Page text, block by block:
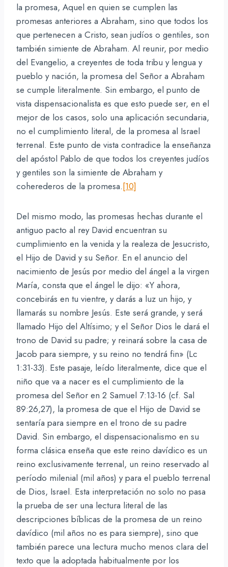
la promesa, Aquel en quien se cumplen las
promesas anteriores a Abraham, sino que todos los
que pertenecen a Cristo, sean judíos o gentiles, son
también simiente de Abraham. Al reunir, por medio
del Evangelio, a creyentes de toda tribu y lengua y
pueblo y nación, la promesa del Señor a Abraham
se cumple literalmente. Sin embargo, el punto de
vista dispensacionalista es que esto puede ser, en el
mejor de los casos, solo una aplicación secundaria,
no el cumplimiento literal, de la promesa al Israel
terrenal. Este punto de vista contradice la enseñanza
del apóstol Pablo de que todos los creyentes judíos
y gentiles son la simiente de Abraham y
coherederos de la promesa.[10]
Del mismo modo, las promesas hechas durante el
antiguo pacto al rey David encuentran su
cumplimiento en la venida y la realeza de Jesucristo,
el Hijo de David y su Señor. En el anuncio del
nacimiento de Jesús por medio del ángel a la virgen
María, consta que el ángel le dijo: «Y ahora,
concebirás en tu vientre, y darás a luz un hijo, y
llamarás su nombre Jesús. Este será grande, y será
llamado Hijo del Altísimo; y el Señor Dios le dará el
trono de David su padre; y reinará sobre la casa de
Jacob para siempre, y su reino no tendrá fin» (Lc
1:31-33). Este pasaje, leído literalmente, dice que el
niño que va a nacer es el cumplimiento de la
promesa del Señor en 2 Samuel 7:13-16 (cf. Sal
89:26,27), la promesa de que el Hijo de David se
sentaría para siempre en el trono de su padre
David. Sin embargo, el dispensacionalismo en su
forma clásica enseña que este reino davídico es un
reino exclusivamente terrenal, un reino reservado al
período milenial (mil años) y para el pueblo terrenal
de Dios, Israel. Esta interpretación no solo no pasa
la prueba de ser una lectura literal de las
descripciones bíblicas de la promesa de un reino
davídico (mil años no es para siempre), sino que
también parece una lectura mucho menos clara del
texto que la adoptada habitualmente por los